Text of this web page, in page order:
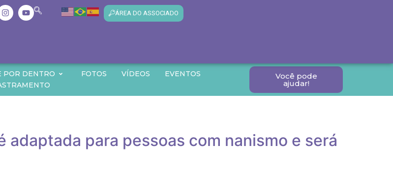
ÁREA DO ASSOCIADO
POR DENTRO FOTOS VÍDEOS
EVENTOS
Você pode
ajudar!
adaptada para pessoas com nanismo e será